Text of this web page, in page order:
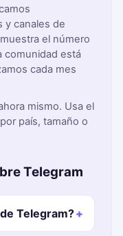
y canales de
el número
comunidad está
cada mes
mismo. Usa el
país, tamaño o
Telegram
Telegram?